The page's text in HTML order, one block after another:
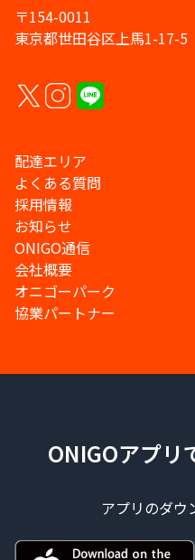
〒154-0011
東京都世田谷区上馬1-17-5
配達エリア
よくある質問
採用情報
お知らせ
ONIGO通信
会社概要
オニゴーパーク
協業パートナー
ONIGOアプリ
アプリのダウ